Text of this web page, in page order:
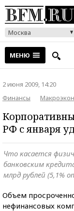
Москва
МЕНЮ
2 июня 2009, 14:20
Финансы
РФ с января
Что касается
банковским
млрд рублей (5,1%
Объем
нефинансовых